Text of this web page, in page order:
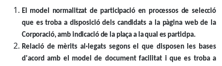
El model normalitzat de participació en processos de selecció
que es troba a disposició dels candidats a la pàgina web de la
Corporació, amb indicació de la plaça a la qual es participa.
Relació de mèrits al·legats segons el que disposen les bases
d'acord amb el model de document facilitat i que es troba a